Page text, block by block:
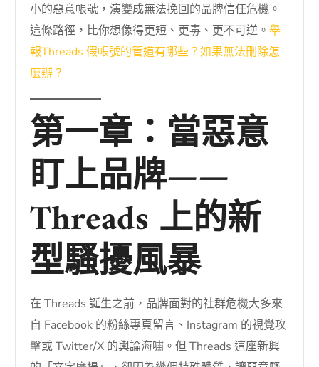
小的惡意帳號，演變成無法挽回的品牌信任危機。
這條路徑，比你想像得更短、更毒、更不可逆。舉
報Threads 假帳號的管道有哪些？如果無法刪除怎
麼辦？
第一章：當惡意
盯上品牌——
Threads 上的新
型騷擾風暴
在 Threads 誕生之前，品牌面對的社群危機大多來
自 Facebook 的粉絲專頁留言、Instagram 的視覺攻
擊或 Twitter/X 的輿論海嘯。但 Threads 這座新興